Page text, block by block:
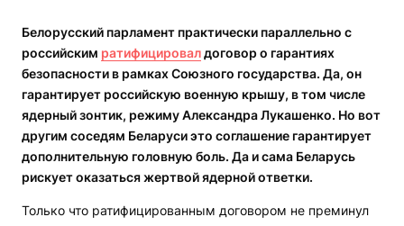
Белорусский парламент практически параллельно с
российским ратифицировалдоговор о гарантиях
безопасности в рамках Союзного государства. Да, он
гарантирует российскую военную крышу, в том числе
ядерный зонтик, режиму Александра Лукашенко. Но вот
другим соседям Беларуси это соглашение гарантирует
дополнительную головную боль. Да и сама Беларусь
рискует оказаться жертвой ядерной ответки.
Только что ратифицированным договором не преминул